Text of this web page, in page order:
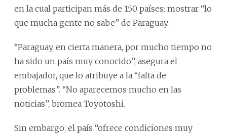
en la cual participan más de 150 países: mostrar “lo
que mucha gente no sabe” de Paraguay.
“Paraguay, en cierta manera, por mucho tiempo no
ha sido un país muy conocido”, asegura el
embajador, que lo atribuye a la “falta de
problemas”. “No aparecemos mucho en las
noticias”, bromea Toyotoshi.
Sin embargo, el país “ofrece condiciones muy